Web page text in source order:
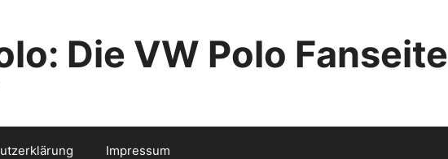
Die VW Polo Fanseite
Impressum